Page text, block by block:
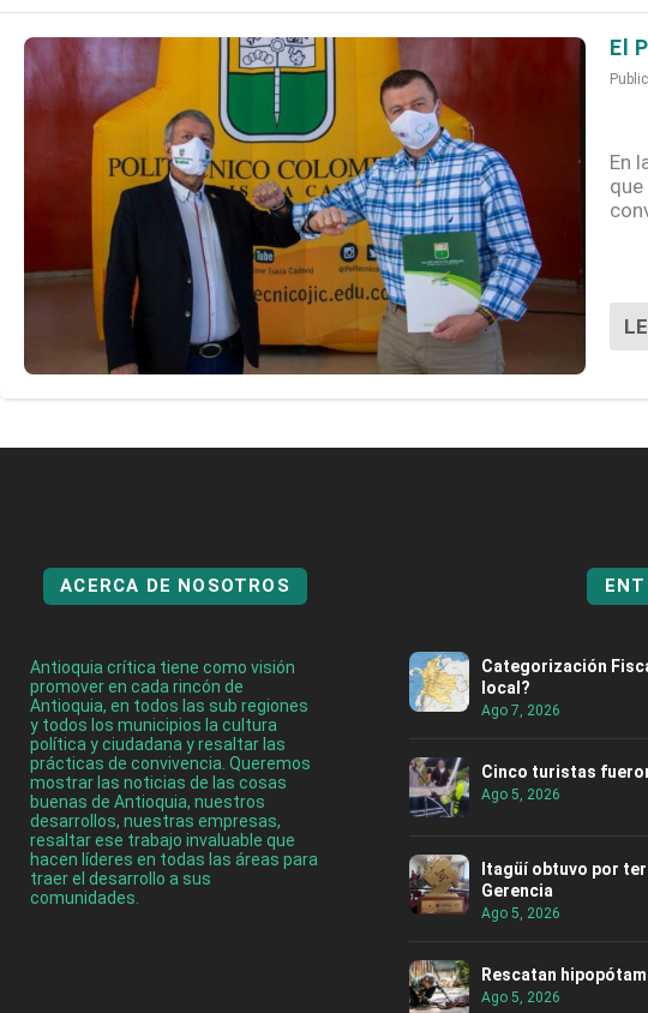
El
En
ACERCA DE NOSOTROS
Antioquia crítica tiene como visión
promover en cada rincón de
Antioquia, en todos las sub regiones
y todos los municipios la cultura
política y ciudadana y resaltar las
prácticas de convivencia. Queremos
mostrar las noticias de las cosas
buenas de Antioquia, nuestros
desarrollos, nuestras empresas,
resaltar ese trabajo invaluable que
hacen líderes en todas las áreas para
traer el desarrollo a sus
comunidades.
Categorización
local?
Ago 7, 2026
Cinco turistas
Ago 5, 2026
Itagüí obtuvo por
Gerencia
Ago 5, 2026
Rescatan
Ago 5, 2026